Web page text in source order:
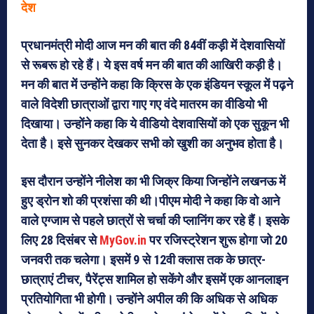
देश
प्रधानमंत्री मोदी आज मन की बात की 84वीं कड़ी में देशवासियों
से रूबरू हो रहे हैं। ये इस वर्ष मन की बात की आखिरी कड़ी है।
मन की बात में उन्‍होंने कहा कि क्रिस के एक इंडियन स्‍कूल में पढ़ने
वाले विदेशी छात्राओं द्वारा गाए गए वंदे मातरम का वीडियो भी
दिखाया। उन्‍होंने कहा कि ये वीडियो देशवासियों को एक सुकून भी
देता है। इसे सुनकर देखकर सभी को खुशी का अनुभव होता है।
इस दौरान उन्‍होंने नीलेश का भी जिक्र किया जिन्‍होंने लखनऊ में
हुए ड्रोन शो की प्रशंसा की थी।पीएम मोदी ने कहा कि वो आने
वाले एग्‍जाम से पहले छात्रों से चर्चा की प्‍लानिंग कर रहे हैं। इसके
लिए 28 दिसंबर सेMyGov.inपर रजिस्‍ट्रेशन शुरू होगा जो 20
जनवरी तक चलेगा। इसमें 9 से 12वी क्‍लास तक के छात्र-
छात्राएं टीचर, पैरेंट्स शामिल हो सकेंगे और इसमें एक आनलाइन
प्रतियोगिता भी होगी। उन्‍होंने अपील की कि अधिक से अधिक